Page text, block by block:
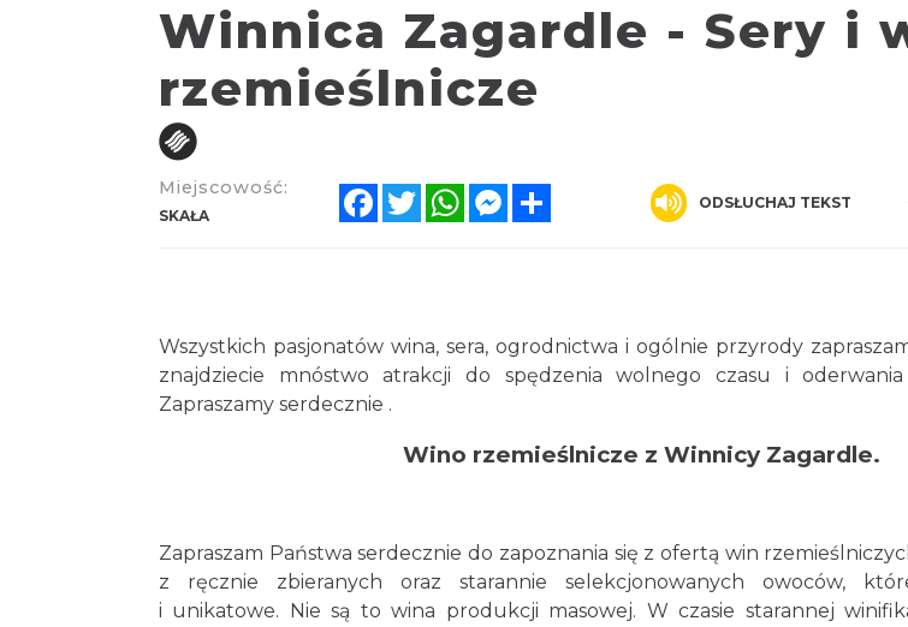
Winnica Zagardle - Sery i
rzemieślnicze
Miejscowość:
SKAŁA
FacebookTwitterWhatsAppMessenger ODSŁUCHAJ TEKST
Wszystkich pasjonatów wina, sera, ogrodnictwa i ogólnie przyrody
znajdziecie mnóstwo atrakcji do spędzenia wolnego czasu i
Zapraszamy serdecznie .
Wino rzemieślnicze z Winnicy Zagardle.
Zapraszam Państwa serdecznie do zapoznania się z ofertą win
z ręcznie zbieranych oraz starannie selekcjonowanych owoców,
i unikatowe. Nie są to wina produkcji masowej. W czasie starannej